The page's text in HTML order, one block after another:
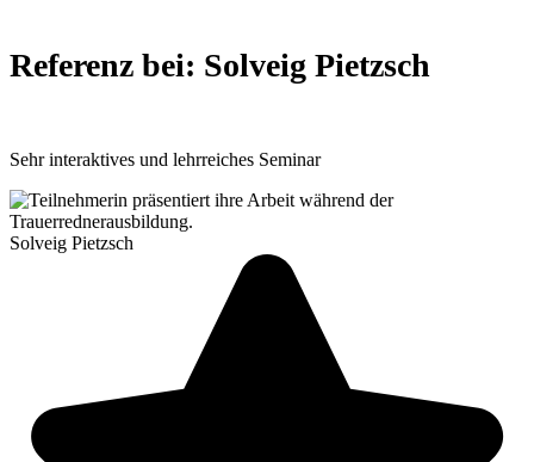
Referenz bei: Solveig Pietzsch
Sehr interaktives und lehrreiches Seminar
Solveig Pietzsch